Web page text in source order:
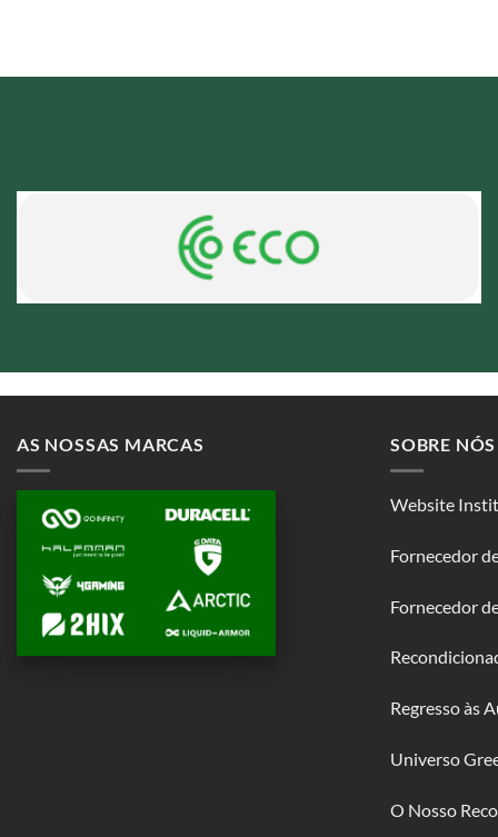
AS NOSSAS MARCAS SOBRE NÓS
Website
Fornecedor
Fornecedor
Regresso às
Universo
O Nosso